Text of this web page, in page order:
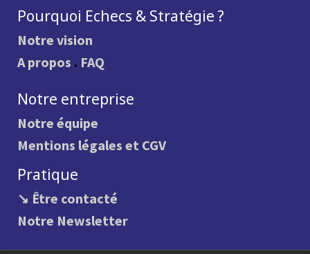
Pourquoi Echecs & Stratégie ?
Notre vision
A propos . FAQ
Notre entreprise
Notre équipe
Mentions légales et CGV
Pratique
↘ Être contacté
Notre Newsletter